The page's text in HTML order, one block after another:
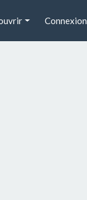
Connexion